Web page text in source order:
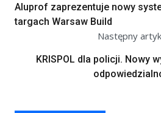
Aluprof zaprezentuje nowy
targach Warsaw Build
Następny
KRISPOL dla policji. Nowy